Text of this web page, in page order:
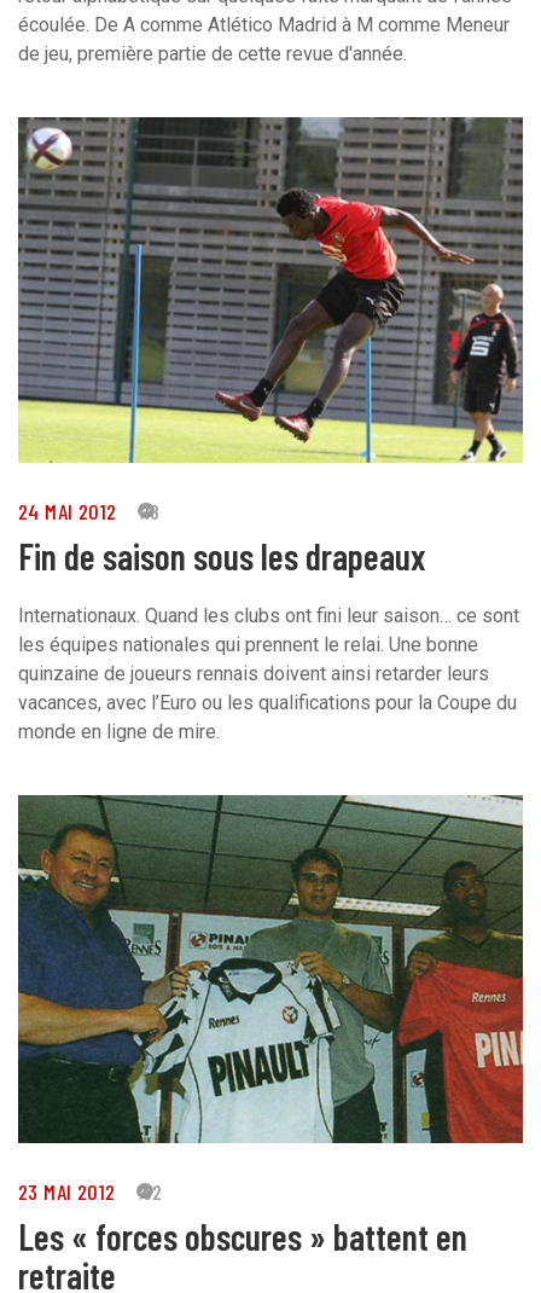
écoulée. De A comme Atlético Madrid à M comme Meneur
de jeu, première partie de cette revue d'année.
24 MAI 2012 18
Fin de saison sous les drapeaux
Internationaux. Quand les clubs ont fini leur saison… ce sont
les équipes nationales qui prennent le relai. Une bonne
quinzaine de joueurs rennais doivent ainsi retarder leurs
vacances, avec l’Euro ou les qualifications pour la Coupe du
monde en ligne de mire.
23 MAI 2012 62
Les « forces obscures » battent en
retraite